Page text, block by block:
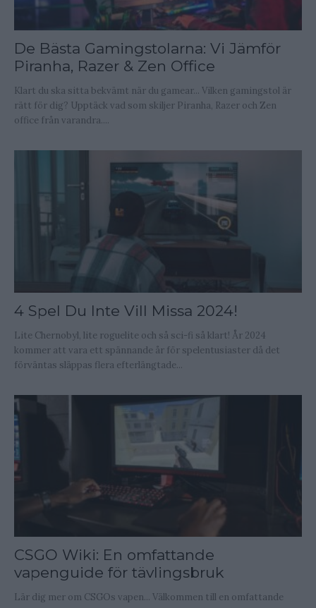
De Bästa Gamingstolarna: Vi Jämför
Piranha, Razer & Zen Office
Klart du ska sitta bekvämt när du gamear... Vilken gamingstol är
rätt för dig? Upptäck vad som skiljer Piranha, Razer och Zen
office från varandra....
4 Spel Du Inte Vill Missa 2024!
Lite Chernobyl, lite roguelite och så sci-fi så klart! År 2024
kommer att vara ett spännande år för spelentusiaster då det
förväntas släppas flera efterlängtade...
CSGO Wiki: En omfattande
vapenguide för tävlingsbruk
Lär dig mer om CSGOs vapen... Välkommen till en omfattande